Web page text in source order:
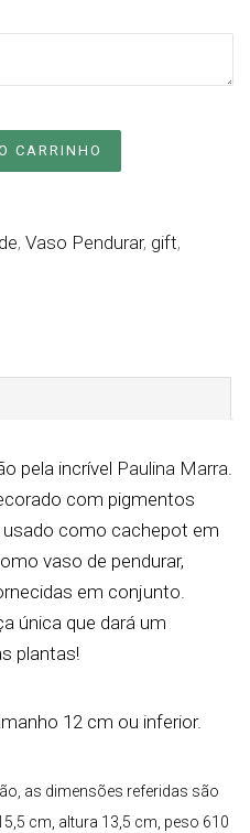
, Vaso Pendurar, gift,
pela incrível Paulina Marra
com pigmentos
usado como cachepot em
vaso de pendurar,
em conjunto.
única que dará um
plantas!
12 cm ou inferior.
as dimensões referidas são
cm, altura 13,5 cm, peso 610